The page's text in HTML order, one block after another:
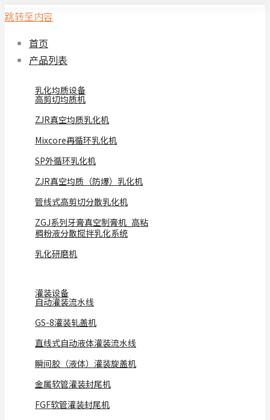
跳转至内容
首页
产品列表
乳化均质设备
高剪切均质机
ZJR真空均质乳化机
Mixcore再循环乳化机
SP外循环乳化机
ZJR真空均质（防爆）乳化机
管线式高剪切分散乳化机
ZGJ系列牙膏真空制膏机_高粘
稠粉液分散搅拌乳化系统
乳化研磨机
灌装设备
自动灌装流水线
GS-8灌装轧盖机
直线式自动液体灌装流水线
瞬间胶（液体）灌装旋盖机
金属软管灌装封尾机
FGF软管灌装封尾机